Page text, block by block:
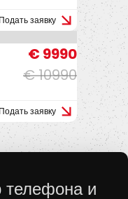
Подать заявку
€ 10990
€ 9990
Подать заявку
телефона и